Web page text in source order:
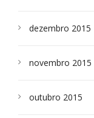
dezembro 2015
novembro 2015
outubro 2015